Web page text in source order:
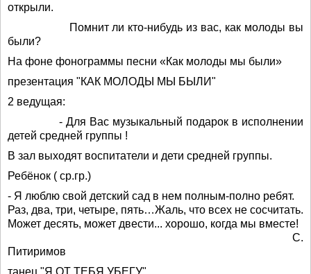
открыли.
Помнит ли кто-нибудь из вас, как молоды вы
были?
На фоне фонограммы песни «Как молоды мы были»
презентация "КАК МОЛОДЫ МЫ БЫЛИ"
2 ведущая:
- Для Вас музыкальный подарок в исполнении
детей средней группы !
В зал выходят воспитатели и дети средней группы.
Ребёнок ( ср.гр.)
- Я люблю свой детский сад в нем полным-полно ребят.
Раз, два, три, четыре, пять…Жаль, что всех не сосчитать.
Может десять, может двести... хорошо, когда мы вместе!
С.
Питиримов
танец "Я ОТ ТЕБЯ УБЕГУ"